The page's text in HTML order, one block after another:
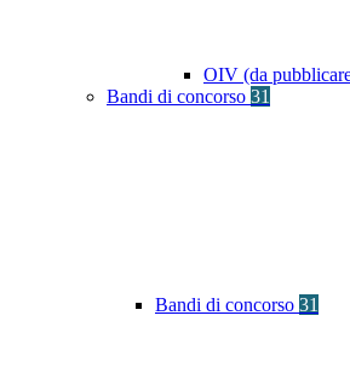
OIV (da
Bandi di concorso 31
Bandi di concorso 31